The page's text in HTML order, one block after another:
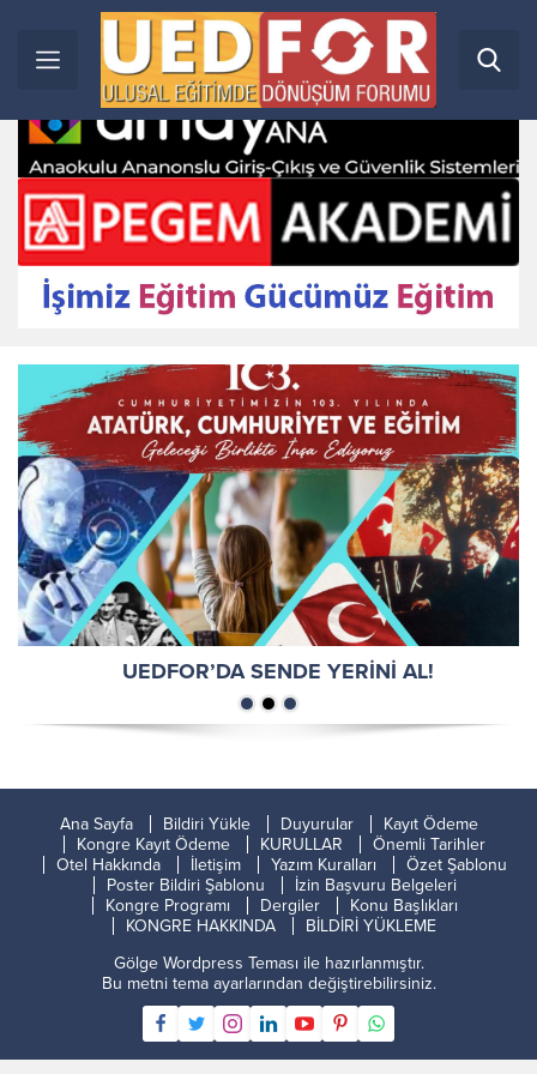
UEDFOR’DA SENDE YERİNİ AL!
Ana Sayfa Bildiri Yükle Duyurular
Kayıt Ödeme
Kongre Kayıt Ödeme
KURULLAR
Önemli Tarihler
Otel Hakkında
İletişim Yazım Kuralları
Özet Şablonu
Poster Bildiri Şablonu
İzin Başvuru Belgeleri
Kongre Programı
Dergiler
Konu Başlıkları
KONGRE HAKKINDA
BİLDİRİ YÜKLEME
Gölge Wordpress Teması ile hazırlanmıştır.
Bu metni tema ayarlarından değiştirebilirsiniz.